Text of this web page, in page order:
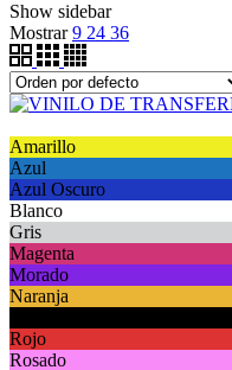
Show sidebar
Mostrar 9 24 36
Amarillo
Azul
Azul Oscuro
Blanco
Gris
Magenta
Morado
Naranja
Rojo
Rosado